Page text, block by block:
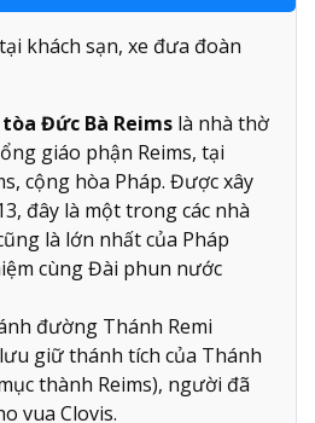
khách sạn, xe đưa đoàn
Đức Bà Reims là nhà thờ
giáo phận Reims, tại
cộng hòa Pháp. Được xây
đây là một trong các nhà
là lớn nhất của Pháp
cùng Đài phun nước
đường Thánh Remi
giữ thánh tích của Thánh
thành Reims), người đã
vua Clovis.